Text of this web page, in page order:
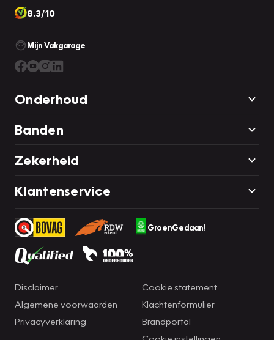
8.3/10
Mijn Vakgarage
Onderhoud
Banden
Zekerheid
Klantenservice
GroenGedaan!
Disclaimer
Algemene voorwaarden
Privacyverklaring
Cookie statement
Klachtenformulier
Brandportal